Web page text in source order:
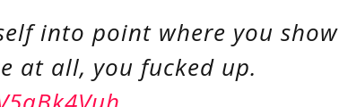
into point where you show
at all, you fucked up.